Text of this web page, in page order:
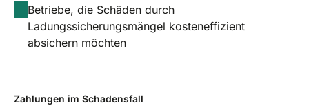
Betriebe, die Schäden durch
Ladungssicherungsmängel kosteneffizient
absichern möchten
Zahlungen im Schadensfall